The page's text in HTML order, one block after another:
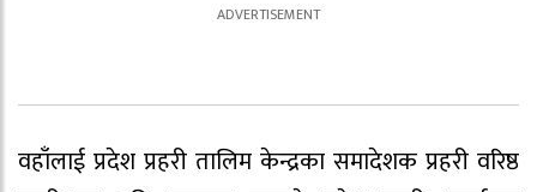
वहाँलाई प्रदेश प्रहरी तालिम केन्द्रका समादेशक प्रहरी वरिष्ठ